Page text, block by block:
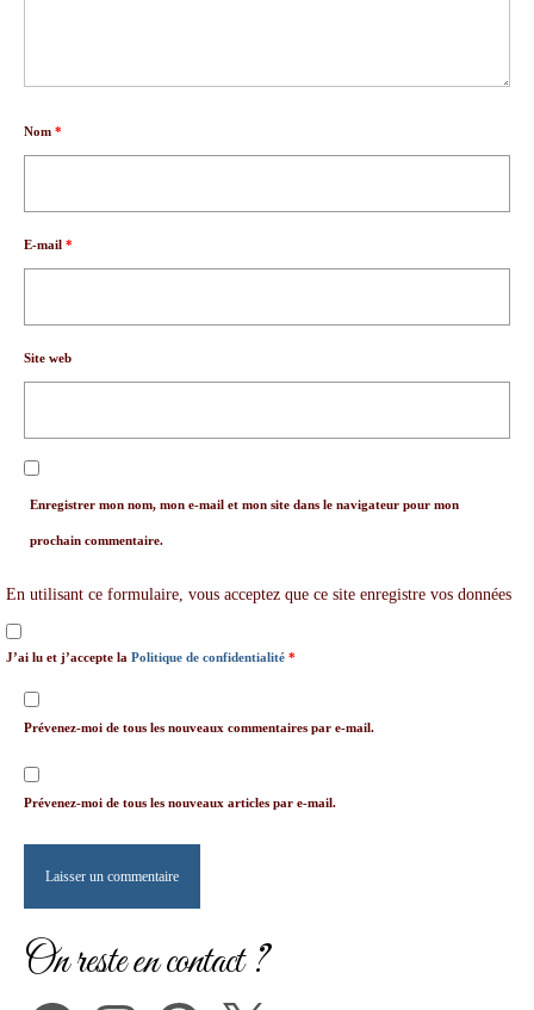
Nom *
E-mail *
Site web
Enregistrer mon nom, mon e-mail et mon site dans le navigateur pour mon
prochain commentaire.
En utilisant ce formulaire, vous acceptez que ce site enregistre vos données
J’ai lu et j’accepte la Politique de confidentialité *
Prévenez-moi de tous les nouveaux commentaires par e-mail.
Prévenez-moi de tous les nouveaux articles par e-mail.
On reste en contact ?